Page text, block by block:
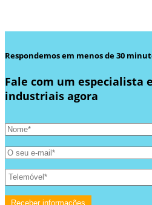
Respondemos em menos de 30
Fale com um especialista
industriais agora